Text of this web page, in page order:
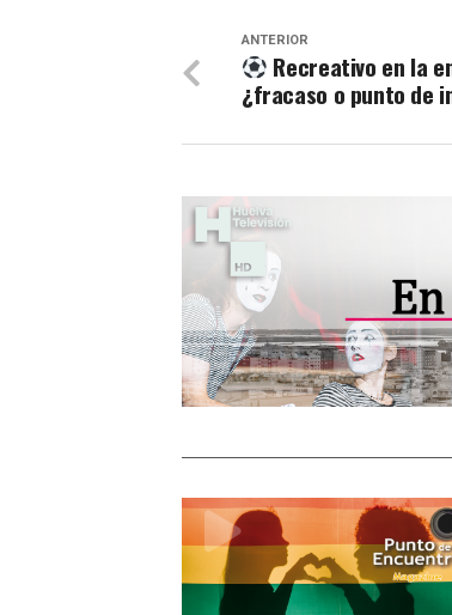
ANTERIOR
Recreativo en la
¿fracaso o punto de